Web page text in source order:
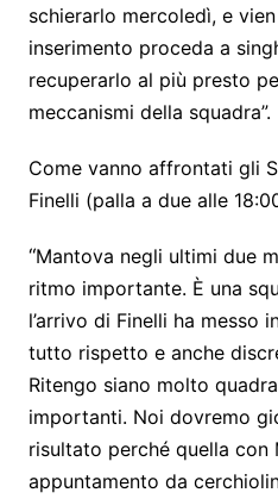
schierarlo mercoledì, e
inserimento proceda a
recuperarlo al più presto
meccanismi della squadra”.
Come vanno affrontati gli
Finelli (palla a due alle
“Mantova negli ultimi due
ritmo importante. È una
l’arrivo di Finelli ha messo
tutto rispetto e anche
Ritengo siano molto
importanti. Noi dovremo
risultato perché quella con
appuntamento da